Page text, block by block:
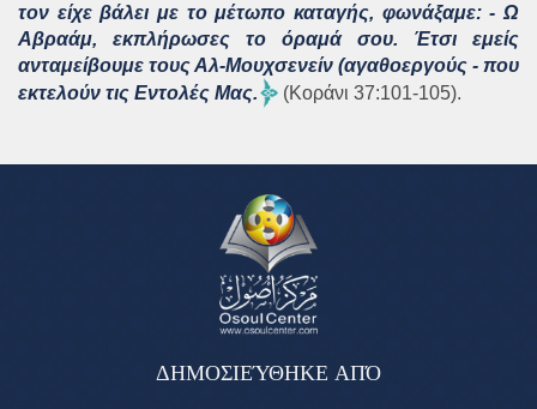
τον είχε βάλει με το μέτωπο καταγής, φωνάξαμε: - Ω
Αβραάμ, εκπλήρωσες το όραμά σου. Έτσι εμείς
ανταμείβουμε τους Αλ-Μουχσενείν (αγαθοεργούς - που
εκτελούν τις Εντολές Μας.
(Κοράνι 37:101-105).
ΔΗΜΟΣΙΕΎΘΗΚΕ ΑΠΌ